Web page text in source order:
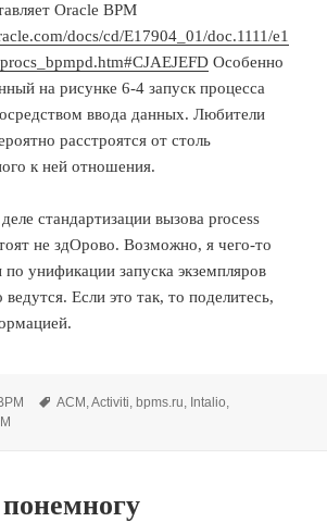
Oracle BPM
docs/cd/E17904_01/doc.1111/e1
Особенно
на рисунке 6-4 запуск процесса
ввода данных. Любители
расстроятся от столь
к ней отношения.
стандартизации вызова process
не здОрово. Возможно, я чего-то
унификации запуска экземпляров
Если это так, то поделитесь,
Метки
ACM ,Activiti, bpms.ru, Intalio,